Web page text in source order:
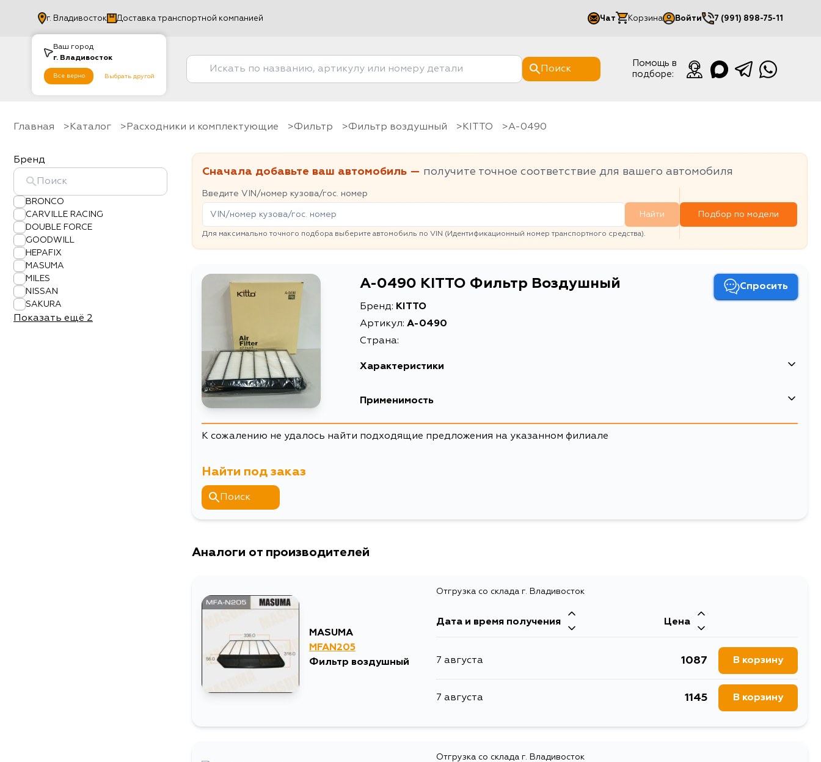
Ваш город
г. Владивосток
Все верно Выбрать другой
г. Владивосток Доставка транспортной компанией Чат Корзина Войти
Мой кабинет
7 (991) 898-75-11
Поиск
Помощь в
подборе:
Главная Каталог Расходники и комплектующие фильтр Фильтр воздушный KITTO A-0490
Бренд
BRONCO
CARVILLE RACING
DOUBLE FORCE
GOODWILL
HEPAFIX
MASUMA
MILES
NISSAN
SAKURA
Показать ещё 2
Сначала добавьте ваш автомобиль — получите точное соответствие для вашего автомобиля
Введите VIN/номер кузова/гос. номер
Найти
Для максимально точного подбора выберите автомобиль по VIN (Идентификационный номер транспортного средства).
Подбор по модели
A-0490 KITTO Фильтр Воздушный Спросить
Бренд: KITTO
Артикул:A-0490
Страна:
Характеристики
Описание
Применимость
Nissan
К сожалению не удалось найти подходящие предложения на указанном филиале
Найти под заказ
Поиск
Аналоги от производителей
MASUMA
MFAN205
Фильтр воздушный
Отгрузка со склада г. Владивосток
Дата и время получения Цена
7 августа 1087 В корзину
7 августа 1145 В корзину
Отгрузка со склада г. Владивосток